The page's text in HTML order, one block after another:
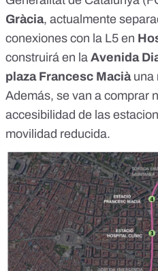
Gràcia, actualmente
conexiones con la L5 en
construirá en la Avenida
plaza Francesc Maciàuna
Además, se van a comprar
accesibilidad de las
movilidad reducida.